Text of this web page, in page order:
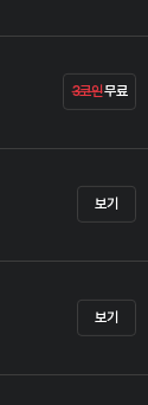
3코인무료
보기
보기